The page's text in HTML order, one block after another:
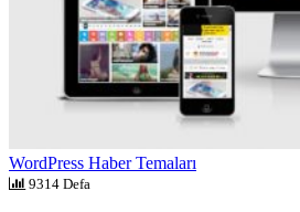
WordPress Haber Temaları
9314 Defa